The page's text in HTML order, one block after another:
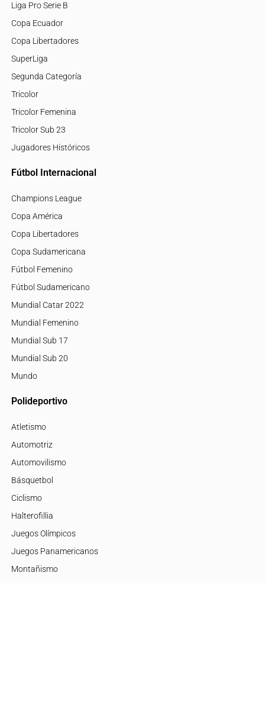
Liga Pro Serie B
Copa Ecuador
Copa Libertadores
SuperLiga
Segunda Categoría
Tricolor
Tricolor Femenina
Tricolor Sub 23
Jugadores Históricos
Fútbol Internacional
Champions League
Copa América
Copa Libertadores
Copa Sudamericana
Fútbol Femenino
Fútbol Sudamericano
Mundial Catar 2022
Mundial Femenino
Mundial Sub 17
Mundial Sub 20
Mundo
Polideportivo
Atletismo
Automotriz
Automovilismo
Básquetbol
Ciclismo
Halterofillia
Juegos Olímpicos
Juegos Panamericanos
Montañismo